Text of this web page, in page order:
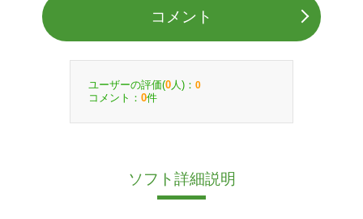
コメント
ユーザーの評価(0 人)： 0
コメント： 0件
ソフト詳細説明